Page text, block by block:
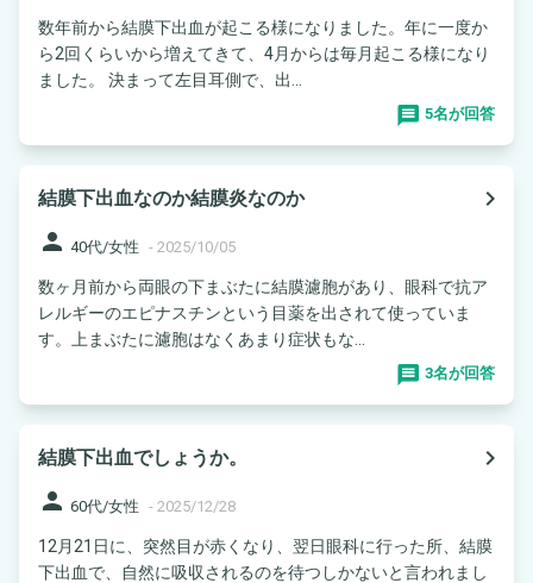
数年前から結膜下出血が起こる様になりました。年に一度か
ら2回くらいから増えてきて、4月からは毎月起こる様になり
ました。 決まって左目耳側で、出...
5名が回答
結膜下出血なのか結膜炎なのか
navigate_next
person 40代/女性 - 2025/10/05
数ヶ月前から両眼の下まぶたに結膜濾胞があり、眼科で抗ア
レルギーのエピナスチンという目薬を出されて使っていま
す。上まぶたに濾胞はなくあまり症状もな...
3名が回答
結膜下出血でしょうか。
navigate_next
person 60代/女性 - 2025/12/28
12月21日に、突然目が赤くなり、翌日眼科に行った所、結膜
下出血で、自然に吸収されるのを待つしかないと言われまし